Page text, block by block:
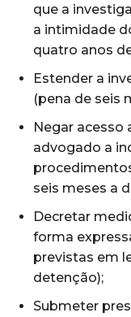
que a
a intimidade
quatro anos
Estender a
(pena de seis
Negar acesso
advogado a
seis meses a
Decretar
forma
previstas em
detenção);
Submeter